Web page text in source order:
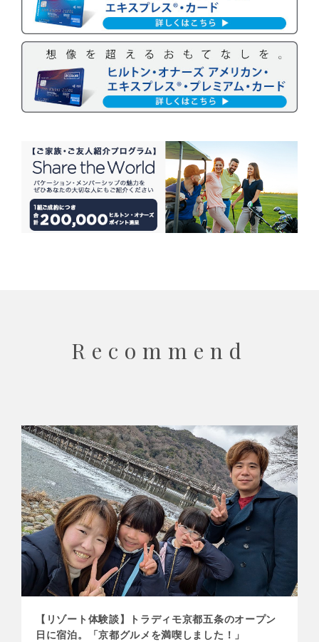
Recommend
【リゾート体験談】トラディモ京都五条のオープン
日に宿泊。「京都グルメを満喫しました！」